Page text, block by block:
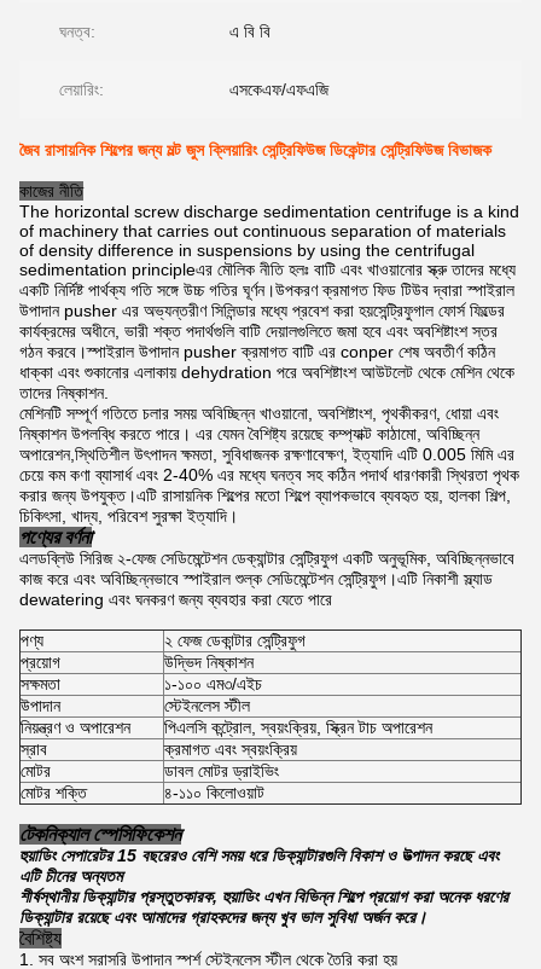
ঘনত্ব: এ বি বি
লেয়ারিং: এসকেএফ/এফএজি
জৈব রাসায়নিক শিল্পের জন্য মল্ট জুস ক্লিয়ারিং সেন্ট্রিফিউজ ডিকেন্টার সেন্ট্রিফিউজ বিভাজক
কাজের নীতি
The horizontal screw discharge sedimentation centrifuge is a kind
of machinery that carries out continuous separation of materials
of density difference in suspensions by using the centrifugal
sedimentation principleএর মৌলিক নীতি হলঃ বাটি এবং খাওয়ানোর স্ক্রু তাদের মধ্যে
একটি নির্দিষ্ট পার্থক্য গতি সঙ্গে উচ্চ গতির ঘূর্ণন।উপকরণ ক্রমাগত ফিড টিউব দ্বারা স্পাইরাল
উপাদান pusher এর অভ্যন্তরীণ সিলিন্ডার মধ্যে প্রবেশ করা হয়সেন্ট্রিফুগাল ফোর্স ফিল্ডের
কার্যক্রমের অধীনে, ভারী শক্ত পদার্থগুলি বাটি দেয়ালগুলিতে জমা হবে এবং অবশিষ্টাংশ স্তর
গঠন করবে।স্পাইরাল উপাদান pusher ক্রমাগত বাটি এর conper শেষ অবতীর্ণ কঠিন
ধাক্কা এবং শুকানোর এলাকায় dehydration পরে অবশিষ্টাংশ আউটলেট থেকে মেশিন থেকে
তাদের নিষ্কাশন.
মেশিনটি সম্পূর্ণ গতিতে চলার সময় অবিচ্ছিন্ন খাওয়ানো, অবশিষ্টাংশ, পৃথকীকরণ, ধোয়া এবং
নিষ্কাশন উপলব্ধি করতে পারে। এর যেমন বৈশিষ্ট্য রয়েছে কম্প্যাক্ট কাঠামো, অবিচ্ছিন্ন
অপারেশন,স্থিতিশীল উৎপাদন ক্ষমতা, সুবিধাজনক রক্ষণাবেক্ষণ, ইত্যাদি এটি 0.005 মিমি এর
চেয়ে কম কণা ব্যাসার্ধ এবং 2-40% এর মধ্যে ঘনত্ব সহ কঠিন পদার্থ ধারণকারী স্থিরতা পৃথক
করার জন্য উপযুক্ত।এটি রাসায়নিক শিল্পের মতো শিল্পে ব্যাপকভাবে ব্যবহৃত হয়, হালকা শিল্প,
চিকিৎসা, খাদ্য, পরিবেশ সুরক্ষা ইত্যাদি।
পণ্যের বর্ণনা
এলডব্লিউ সিরিজ ২-ফেজ সেডিমেন্টেশন ডেক্যান্টার সেন্ট্রিফুগ একটি অনুভূমিক, অবিচ্ছিন্নভাবে
কাজ করে এবং অবিচ্ছিন্নভাবে স্পাইরাল শুল্ক সেডিমেন্টেশন সেন্ট্রিফুগ।এটি নিকাশী স্ল্যাড
dewatering এবং ঘনকরণ জন্য ব্যবহার করা যেতে পারে
পণ্য
২ ফেজ ডেকান্টার সেন্ট্রিফুগ
প্রয়োগ
উদ্ভিদ নিষ্কাশন
সক্ষমতা
১-১০০ এম৩/এইচ
উপাদান
স্টেইনলেস স্টীল
নিয়ন্ত্রণ ও অপারেশন
পিএলসি কন্ট্রোল, স্বয়ংক্রিয়, স্ক্রিন টাচ অপারেশন
স্রাব
ক্রমাগত এবং স্বয়ংক্রিয়
মোটর
ডাবল মোটর ড্রাইভিং
মোটর শক্তি
৪-১১০ কিলোওয়াট
টেকনিক্যাল স্পেসিফিকেশন
হুয়াডিং সেপারেটর 15 বছরেরও বেশি সময় ধরে ডিক্যান্টারগুলি বিকাশ ও উত্পাদন করছে এবং
এটি চীনের অন্যতম
শীর্ষস্থানীয় ডিক্যান্টার প্রস্তুতকারক, হুয়াডিং এখন বিভিন্ন শিল্পে প্রয়োগ করা অনেক ধরণের
ডিক্যান্টার রয়েছে এবং আমাদের গ্রাহকদের জন্য খুব ভাল সুবিধা অর্জন করে।
বৈশিষ্ট্য
1. সব অংশ সরাসরি উপাদান স্পর্শ স্টেইনলেস স্টীল থেকে তৈরি করা হয়